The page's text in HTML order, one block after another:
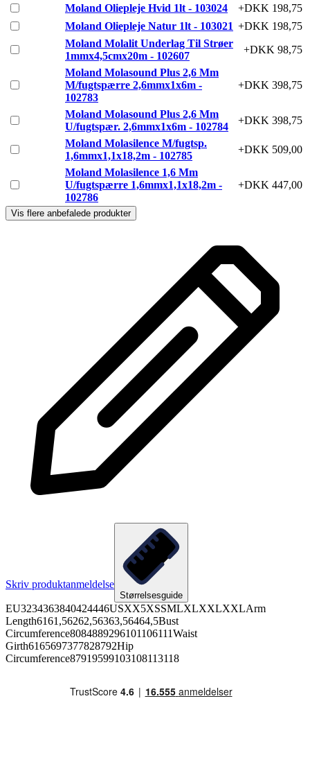
Moland Oliepleje Hvid 1lt - 103024
+DKK 198,75
Moland Oliepleje Natur 1lt - 103021 +DKK 198,75
Moland Molalit Underlag Til Strøer
1mmx4,5cmx20m - 102607
+DKK 98,75
Moland Molasound Plus 2,6 Mm
M/fugtspærre 2,6mmx1x6m -
102783
+DKK 398,75
Moland Molasound Plus 2,6 Mm
U/fugtspær. 2,6mmx1x6m - 102784
+DKK 398,75
Moland Molasilence M/fugtsp.
1,6mmx1,1x18,2m - 102785
+DKK 509,00
Moland Molasilence 1,6 Mm
U/fugtspærre 1,6mmx1,1x18,2m -
102786
+DKK 447,00
Vis flere anbefalede produkter
Skriv produktanmeldelse
Størrelsesguide
EU3234363840424446USXX5XSSMLXLXXLXXLArm
Length6161,56262,56363,56464,5Bust
Circumference8084889296101106111Waist
Girth6165697377828792Hip
Circumference87919599103108113118